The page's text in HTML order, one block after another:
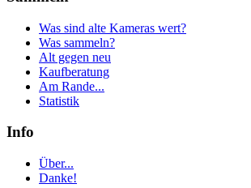
Was sind alte Kameras wert?
Was sammeln?
Alt gegen neu
Kaufberatung
Am Rande...
Statistik
Info
Über...
Danke!